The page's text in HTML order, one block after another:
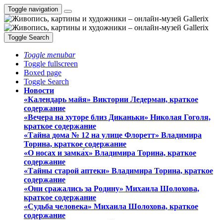
Toggle navigation
Toggle Search
Toggle menubar
Toggle fullscreen
Boxed page
Toggle Search
Новости
«Календарь майя» Виктории Ледерман, краткое
содержание
«Вечера на хуторе близ Диканьки» Николая Гоголя,
краткое содержание
«Тайна дома № 12 на улице Флоретт» Владимира
Торина, краткое содержание
«О носах и замка́х» Владимира Торина, краткое
содержание
«Тайны старой аптеки» Владимира Торина, краткое
содержание
«Они сражались за Родину» Михаила Шолохова,
краткое содержание
«Судьба человека» Михаила Шолохова, краткое
содержание